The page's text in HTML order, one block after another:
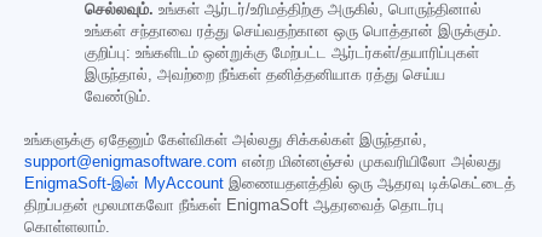
செல்லவும். உங்கள் ஆர்டர்/உரிமத்திற்கு அருகில், பொருந்தினால்
உங்கள் சந்தாவை ரத்து செய்வதற்கான ஒரு பொத்தான் இருக்கும்.
குறிப்பு: உங்களிடம் ஒன்றுக்கு மேற்பட்ட ஆர்டர்கள்/தயாரிப்புகள்
இருந்தால், அவற்றை நீங்கள் தனித்தனியாக ரத்து செய்ய
வேண்டும்.
உங்களுக்கு ஏதேனும் கேள்விகள் அல்லது சிக்கல்கள் இருந்தால்,
support@enigmasoftware.com என்ற மின்னஞ்சல் முகவரியிலோ அல்லது
EnigmaSoft-இன் MyAccount இணையதளத்தில் ஒரு ஆதரவு டிக்கெட்டைத்
திறப்பதன் மூலமாகவோ நீங்கள் EnigmaSoft ஆதரவைத் தொடர்பு
கொள்ளலாம்.